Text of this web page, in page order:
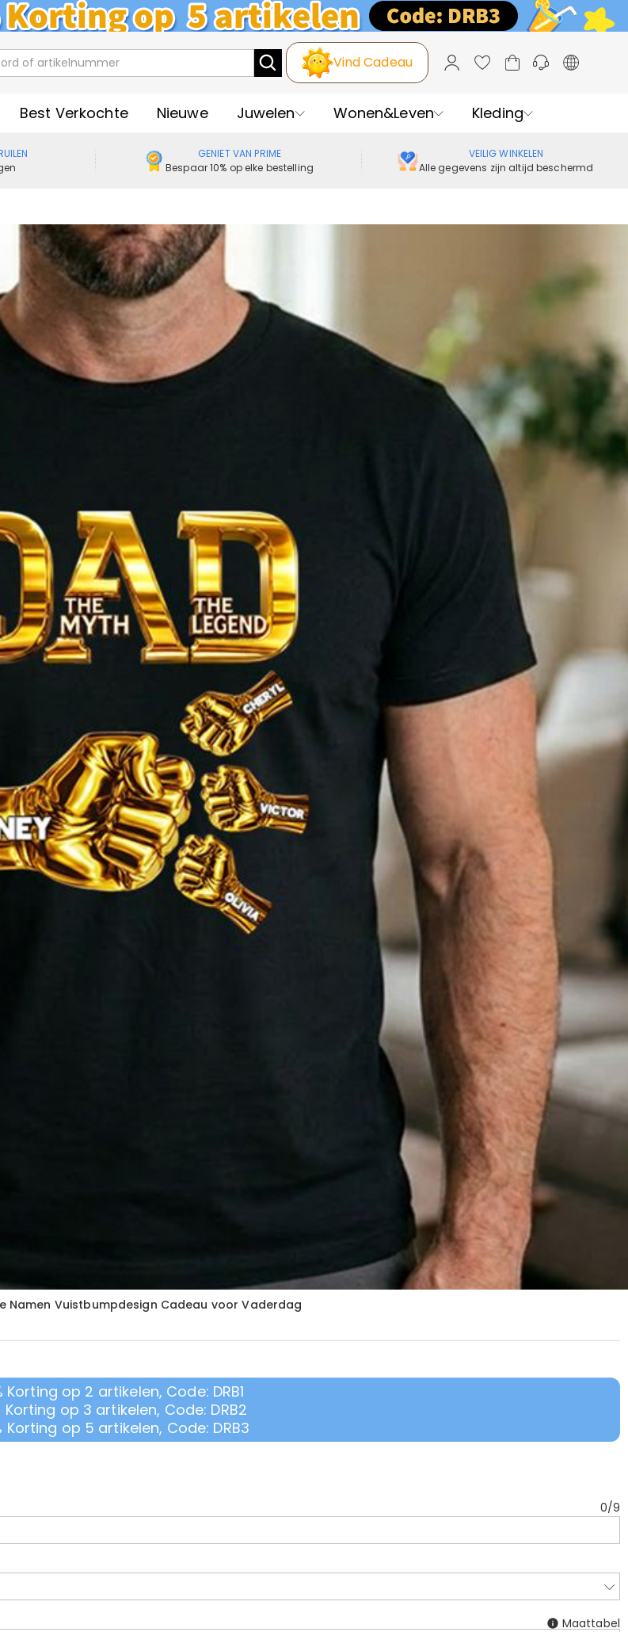
Vind Cadeau
Best Verkochte Nieuwe Juwelen Wonen&Leven Kleding
GENIET VAN PRIME
Bespaar 10% op elke bestelling
VEILIG WINKELEN
Alle gegevens zijn altijd beschermd
Namen Vuistbumpdesign Cadeau voor Vaderdag
Korting op 2 artikelen, Code: DRB1
Korting op 3 artikelen, Code: DRB2
Korting op 5 artikelen, Code: DRB3
0/9
Maattabel